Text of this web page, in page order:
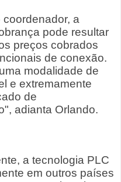
a
pode resultar
preços cobrados
de conexão.
modalidade de
e extremamente
de
adianta Orlando.
a tecnologia PLC
em outros países